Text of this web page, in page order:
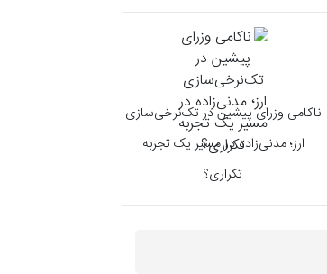
ناکامی وزرای پیشین در تک‌نرخی‌سازی
ارز؛ مدنی‌زاده در مسیر یک تجربه
تکراری؟